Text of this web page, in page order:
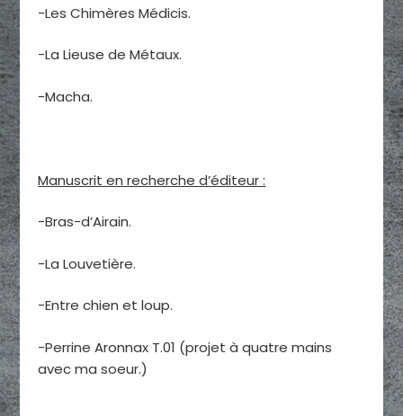
-Les Chimères Médicis.
-La Lieuse de Métaux.
-Macha.
Manuscrit en recherche d’éditeur :
-Bras-d’Airain.
-La Louvetière.
-Entre chien et loup.
-Perrine Aronnax T.01 (projet à quatre mains
avec ma soeur.)